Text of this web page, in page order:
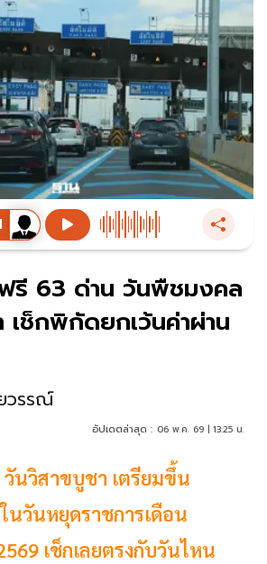
รี 63 ด่าน วันพืชมงคล
เช็กพิกัดยกเว้นค่าผ่าน
วรรณ์
อัปเดตล่าสุด : 06 พ.ค. 69 | 13:25 น.
นวิสาขบูชา เตรียมขึ้น
นวันหยุดราชการเดือน
เช็กเลยตรงกับวันไหน